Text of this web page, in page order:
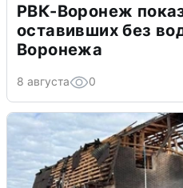
РВК-Воронеж
оставивших без
Воронежа
8 августа 0